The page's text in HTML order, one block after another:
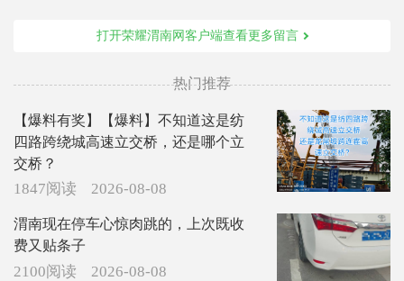
打开荣耀渭南网客户端查看更多留言
热门推荐
【爆料有奖】【爆料】不知道这是纺
四路跨绕城高速立交桥，还是哪个立
交桥？
1847阅读 2026-08-08
渭南现在停车心惊肉跳的，上次既收
费又贴条子
2100阅读 2026-08-08